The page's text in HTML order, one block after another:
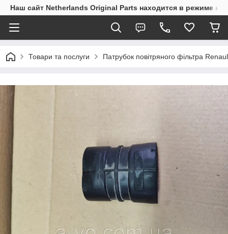
Наш сайт Netherlands Original Parts находится в режиме
Товари та послуги Патрубок повітряного фільтра